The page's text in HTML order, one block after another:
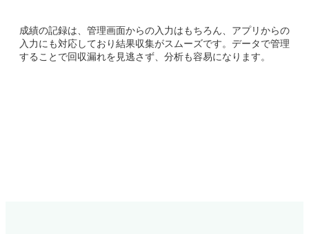
成績の記録は、管理画面からの入力はもちろん、アプリからの
入力にも対応しており結果収集がスムーズです。データで管理
することで回収漏れを見逃さず、分析も容易になります。